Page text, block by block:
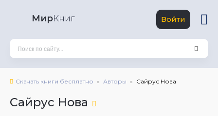
МирКниг Войти
Скачать книги бесплатно Авторы Сайрус Нова
Сайрус Нова